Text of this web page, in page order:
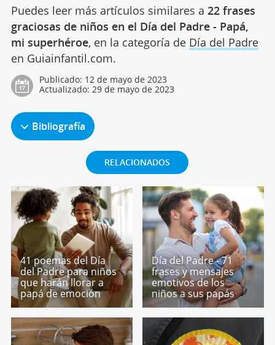
Puedes leer más artículos similares a 22 frases
graciosas de niños en el Día del Padre - Papá,
mi superhéroe, en la categoría de Día del Padre
en Guiainfantil.com.
Publicado: 12 de mayo de 2023
Actualizado: 29 de mayo de 2023
Bibliografía
RELACIONADOS
41 poemas del Día
del Padre para niños
que harán llorar a
papá de emoción
Día del Padre - 71
frases y mensajes
emotivos de los
niños a sus papás